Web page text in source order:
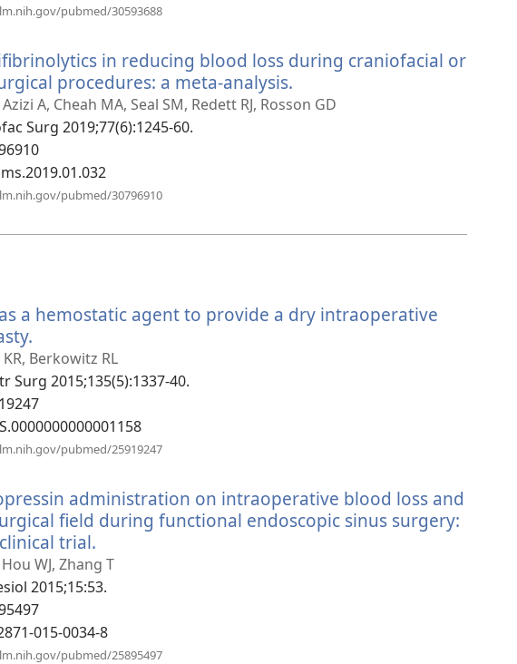
pubmed/30593688
視
窗）
in reducing blood loss during craniofacial or
procedures: a meta-analysis.
啟
A, Cheah MA, Seal SM, Redett RJ, Rosson GD
Surg 2019;77(6):1245-60.
pubmed/30796910
a hemostatic agent to provide a dry intraoperative
啟
新
視
窗）
Berkowitz RL
Surg 2015;135(5):1337-40.
pubmed/25919247
視
窗）
administration on intraoperative blood loss and
field during functional endoscopic sinus surgery:
trial.
啟
新
窗）
WJ, Zhang T
2015;15:53.
015-0034-8
pubmed/25895497